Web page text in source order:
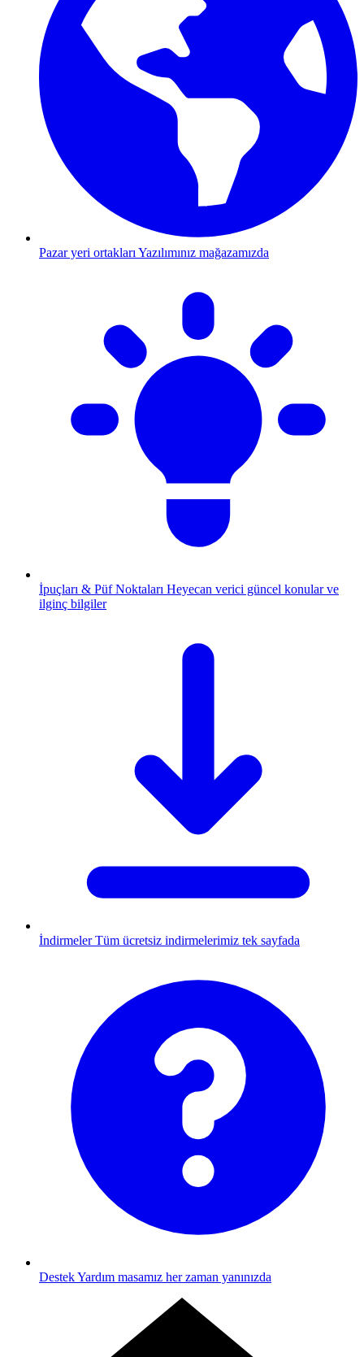
Pazar yeri ortakları Yazılımınız mağazamızda
İpuçları & Püf Noktaları Heyecan verici güncel konular ve
ilginç bilgiler
İndirmeler Tüm ücretsiz indirmelerimiz tek sayfada
DestekYardım masamız her zaman yanınızda